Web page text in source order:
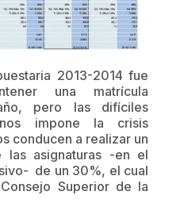
2013-2014 fue
una matrícula
pero las difíciles
impone la crisis
conducen a realizar un
asignaturas -en el
de un 30%, el cual
Superior de la